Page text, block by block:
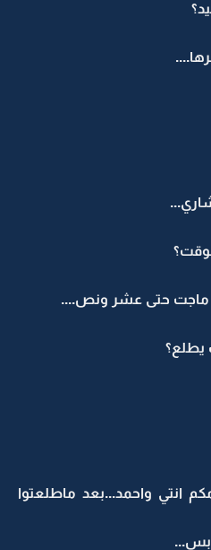
ماجت حتى عشر ونص....
يطلع؟
انتي واحمد...بعد ماطلعتوا
بس...